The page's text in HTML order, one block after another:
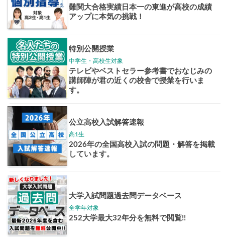
志作文コンクール 君の未来
情報